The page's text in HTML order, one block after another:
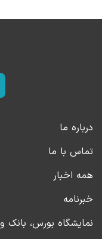
درباره ما
تماس با ما
همه اخبار
خبرنامه
نمایشگاه بورس، بانک